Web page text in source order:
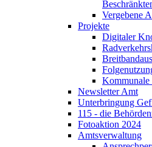
Vergebene
Projekte
Digitaler
Kommunale
Newsletter Amt
Unterbringung
115 - die
Fotoaktion 2024
Amtsverwaltung